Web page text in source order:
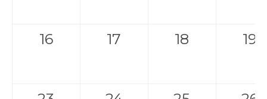
16 17 18 19